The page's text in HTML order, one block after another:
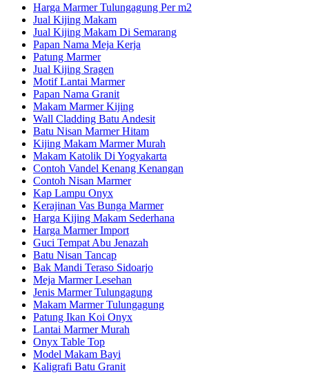
Harga Marmer Tulungagung Per m2
Jual Kijing Makam
Jual Kijing Makam Di Semarang
Papan Nama Meja Kerja
Patung Marmer
Jual Kijing Sragen
Motif Lantai Marmer
Papan Nama Granit
Makam Marmer Kijing
Wall Cladding Batu Andesit
Batu Nisan Marmer Hitam
Kijing Makam Marmer Murah
Makam Katolik Di Yogyakarta
Contoh Vandel Kenang Kenangan
Contoh Nisan Marmer
Kap Lampu Onyx
Kerajinan Vas Bunga Marmer
Harga Kijing Makam Sederhana
Harga Marmer Import
Guci Tempat Abu Jenazah
Batu Nisan Tancap
Bak Mandi Teraso Sidoarjo
Meja Marmer Lesehan
Jenis Marmer Tulungagung
Makam Marmer Tulungagung
Patung Ikan Koi Onyx
Lantai Marmer Murah
Onyx Table Top
Model Makam Bayi
Kaligrafi Batu Granit